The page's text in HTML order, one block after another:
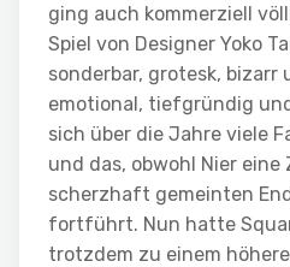
ging auch kommerziell
Spiel von Designer Yoko
sonderbar, grotesk, bizarr
emotional, tiefgründig
sich über die Jahre viele
und das, obwohl Nier
scherzhaft gemeinten
fortführt. Nun hatte
trotzdem zu einem